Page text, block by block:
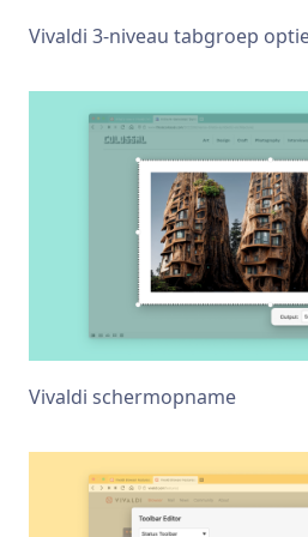
Vivaldi 3-niveau tabgroep
Vivaldi schermopname